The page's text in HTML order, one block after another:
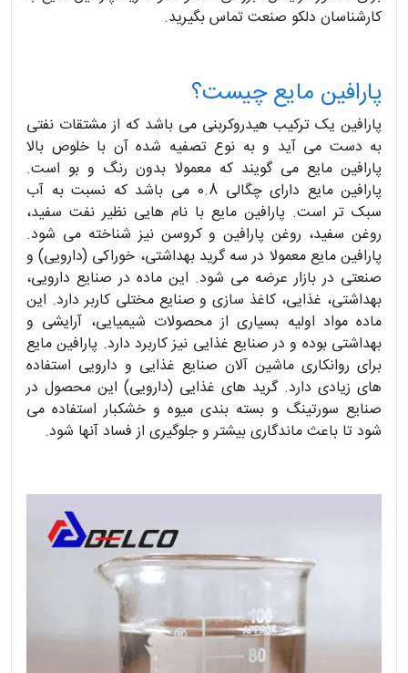
کارشناسان دلکو صنعت تماس بگیرید.
پارافین مایع چیست؟
پارافین یک ترکیب هیدروکربنی می باشد که از مشتقات نفتی
به دست می آید و به نوع تصفیه شده آن با خلوص بالا
پارافین مایع می‌ گویند که معمولا بدون رنگ و بو است.
پارافین مایع دارای چگالی 0.8 می باشد که نسبت به آب
سبک تر است. پارافین مایع با نام هایی نظیر نفت سفید،
روغن سفید، روغن پارافین و کروسن نیز شناخته می شود.
پارافین مایع معمولا در سه گرید بهداشتی، خوراکی (دارویی) و
صنعتی در بازار عرضه می شود. این ماده در صنایع دارویی،
بهداشتی، غذایی، کاغذ سازی و صنایع مختلی کاربر دارد. این
ماده مواد اولیه بسیاری از محصولات شیمیایی، آرایشی و
بهداشتی بوده و در صنایع غذایی نیز کاربرد دارد. پارافین مایع
برای روانکاری ماشین آلان صنایع غذایی و دارویی استفاده
های زیادی دارد. گرید های غذایی (دارویی) این محصول در
صنایع سورتینگ و بسته بندی میوه و خشکبار استفاده می
شود تا باعث ماندگاری بیشتر و جلوگیری از فساد آنها شود.